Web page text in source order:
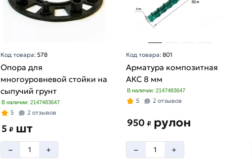
Код товара: 578
Опора для
многоуровневой стойки на
сыпучий грунт
В наличии: 2147483647
5 2 отзывов
5 ₽ шт
– +
Код товара:801
Арматура композитная
АКС 8 мм
В наличии: 2147483647
5 2 отзывов
950₽ рулон
– +